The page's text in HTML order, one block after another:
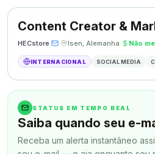
HECstore· · Isen, Alemanha· Não
INTERNACIONAL SOCIAL MEDIA
STATUS EM TEMPO REAL
Saiba quando seu e-
Receba um alerta instantâneo